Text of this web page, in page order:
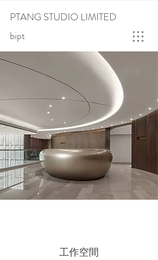
PTANG STUDIO LIMITED
bipt
工作空間